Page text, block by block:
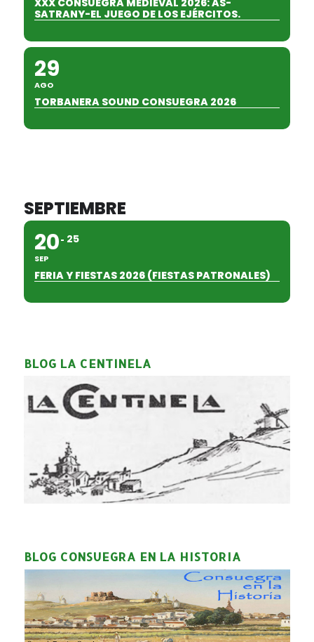
XXX CONSUEGRA MEDIEVAL 2026: AS-
SATRANY-EL JUEGO DE LOS EJÉRCITOS.
29
AGO
TORBANERA SOUND CONSUEGRA 2026
SEPTIEMBRE
20
SEP
25
FERIA Y FIESTAS 2026 (FIESTAS PATRONALES)
BLOG LA CENTINELA
BLOG CONSUEGRA EN LA HISTORIA